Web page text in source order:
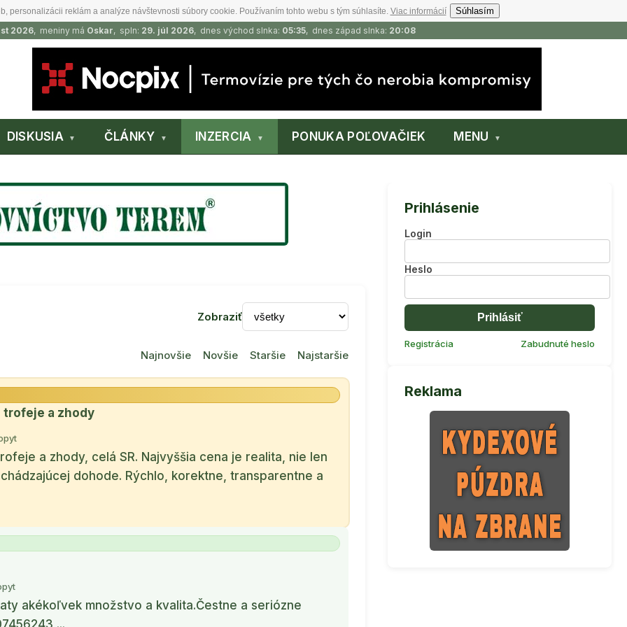
personalizácii reklám a analýze návštevnosti súbory cookie. Používaním tohto webu s tým súhlasíte. Viac informácií
Súhlasím
2026, meniny má Oskar, spln: 29. júl 2026, dnes východ slnka: 05:35, dnes západ slnka: 20:08
DISKUSIA ČLÁNKY INZERCIA PONUKA POĽOVAČIEK MENU
Zobraziť
Najnovšie Novšie Staršie Najstaršie
trofeje a zhody
a zhody, celá SR. Najvyššia cena je realita, nie len
dohode. Rýchlo, korektne, transparentne a
akékoľvek množstvo a kvalita.Čestne a seriózne
...
Prihlásenie
Login
Heslo
Prihlásiť
Registrácia Zabudnuté heslo
Reklama